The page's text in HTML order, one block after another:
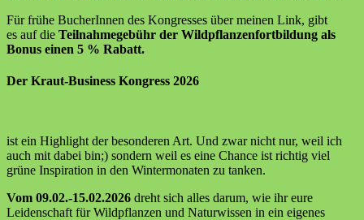
Für frühe BucherInnen des Kongresses über meinen Link, gibt
es auf die Teilnahmegebühr der Wildpflanzenfortbildung als
Bonus einen 5 % Rabatt.
Der Kraut-Business Kongress 2026
ist ein Highlight der besonderen Art. Und zwar nicht nur, weil ich
auch mit dabei bin;) sondern weil es eine Chance ist richtig viel
grüne Inspiration in den Wintermonaten zu tanken.
Vom 09.02.-15.02.2026 dreht sich alles darum, wie ihr eure
Leidenschaft für Wildpflanzen und Naturwissen in ein eigenes